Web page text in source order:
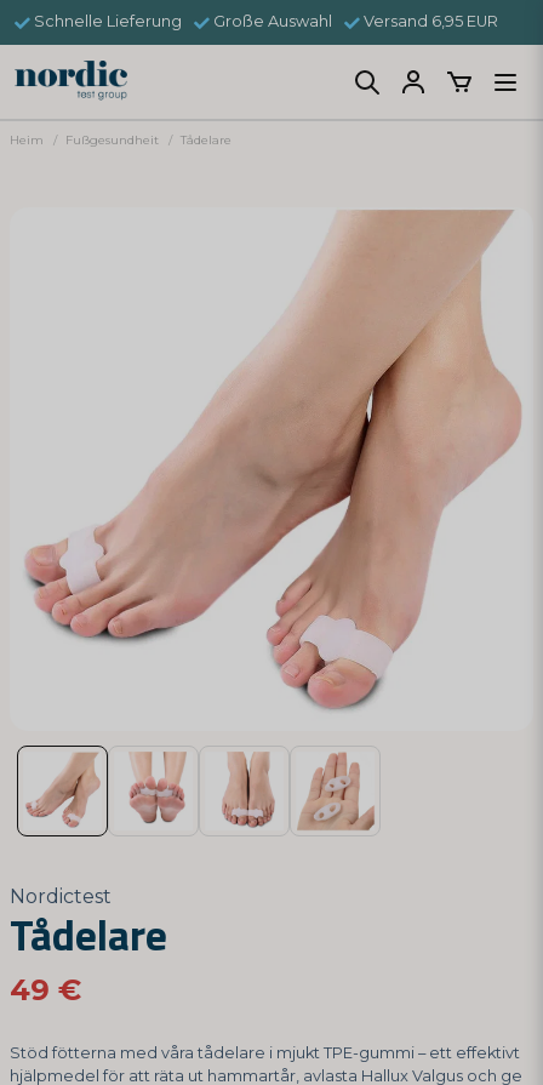
Schnelle Lieferung Große Auswahl Versand 6,95 EUR
Heim Fußgesundheit Tådelare
Nordictest
Tådelare
49 €
Stöd fötterna med våra tådelare i mjukt TPE-gummi – ett effektivt
hjälpmedel för att räta ut hammartår, avlasta Hallux Valgus och ge